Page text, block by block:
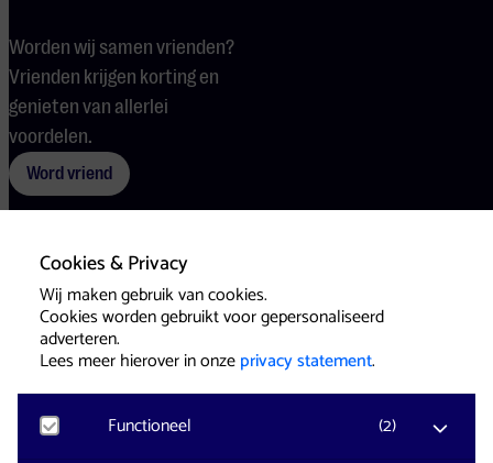
Cookies & Privacy
Wij maken gebruik van cookies.
Cookies worden gebruikt voor gepersonaliseerd
adverteren.
Lees meer hierover in onzeprivacy statement.
Functioneel (2)
Worden wij samen vrienden?
Vrienden krijgen korting en
genieten van allerlei
voordelen.
Word vriend
Voorwaarden CookiesPers
Website & Identity byEagerly